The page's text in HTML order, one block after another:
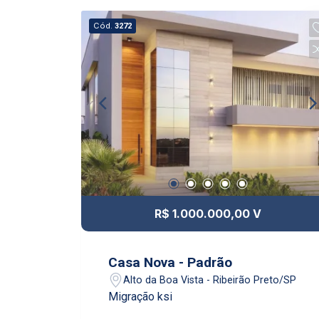
Cód. 3272
R$ 1.000.000,00 V
Casa Nova - Padrão
Alto da Boa Vista - Ribeirão Preto/SP
Migração ksi